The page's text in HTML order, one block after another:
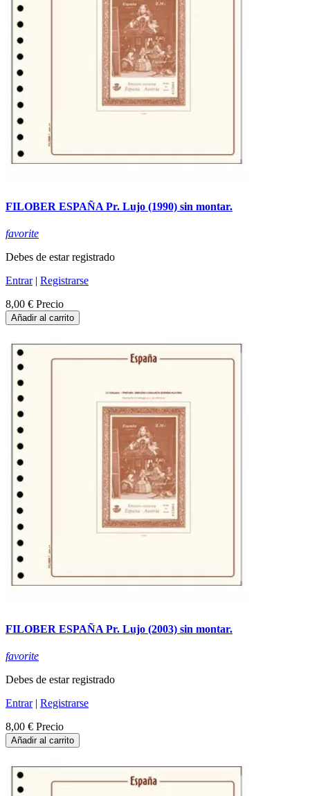
FILOBER ESPAÑA Pr. Lujo (1990) sin montar.
favorite
Debes de estar registrado
Entrar| Registrarse
8,00 € Precio
Añadir al carrito
FILOBER ESPAÑA Pr. Lujo (2003) sin montar.
favorite
Debes de estar registrado
Entrar| Registrarse
8,00 € Precio
Añadir al carrito